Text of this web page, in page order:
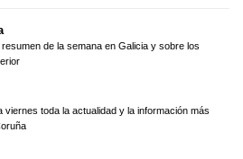
de la semana en Galicia y sobre los
viernes toda la actualidad y la información más